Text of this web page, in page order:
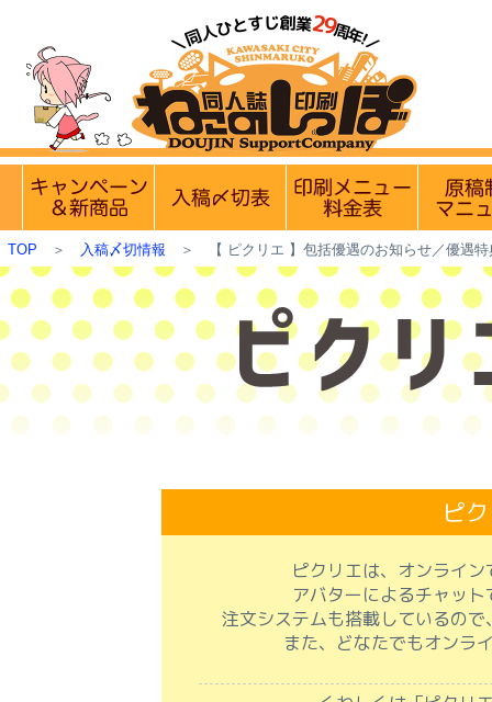
【営業日・休業日のお知らせ】
TOP ＞ 入稿〆切情報 ＞ 【 ピクリエ 】包括優遇のお知らせ／優遇
ピ
ピクリエは、オンライ
アバターによるチャッ
注文システムも搭載しているの
また、どなたでもオンラ